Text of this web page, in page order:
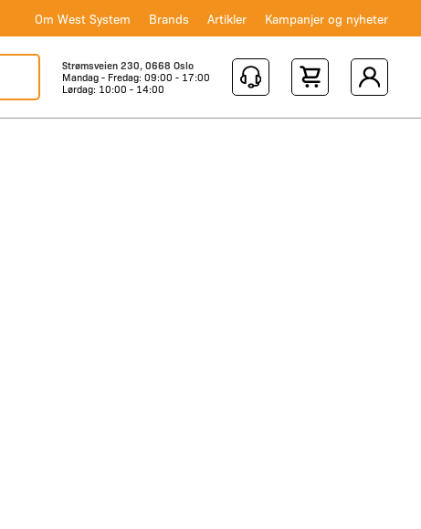
Om West System Brands Artikler Kampanjer og nyheter
Strømsveien 230, 0668 Oslo
Mandag - Fredag: 09:00 - 17:00
Lørdag: 10:00 - 14:00
Shopping Cart